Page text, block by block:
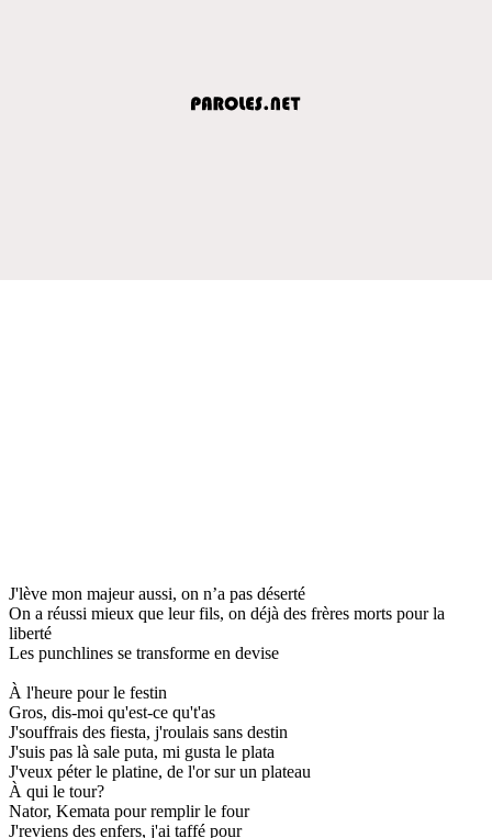
J'lève mon majeur aussi, on n’a pas déserté
On a réussi mieux que leur fils, on déjà des frères morts pour la
liberté
Les punchlines se transforme en devise
À l'heure pour le festin
Gros, dis-moi qu'est-ce qu't'as
J'souffrais des fiesta, j'roulais sans destin
J'suis pas là sale puta, mi gusta le plata
J'veux péter le platine, de l'or sur un plateau
À qui le tour?
Nator, Kemata pour remplir le four
J'reviens des enfers, j'ai taffé pour